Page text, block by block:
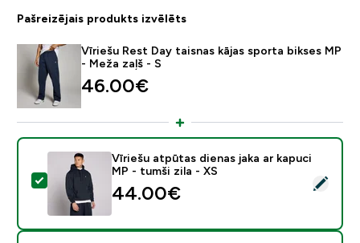
Pašreizējais produkts izvēlēts
Vīriešu Rest Day taisnas kājas sporta bikses MP
- Meža zaļš - S
46.00€‎
Atlasīt šo produktu - Vīriešu atpūtas dienas jaka ar
Vīriešu atpūtas dienas jaka ar kapuci
MP - tumši zila - XS
44.00€‎